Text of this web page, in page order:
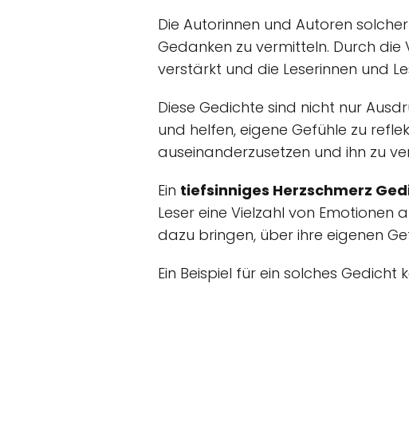
Die Autorinnen und Autoren
Gedanken zu vermitteln. Durch
verstärkt und die Leserinnen und
Diese Gedichte sind nicht nur
und helfen, eigene Gefühle zu
auseinanderzusetzen und ihn zu
Ein tiefsinniges Herzschmerz
Leser eine Vielzahl von Emotionen
dazu bringen, über ihre eigenen
Ein Beispiel für ein solches Gedicht